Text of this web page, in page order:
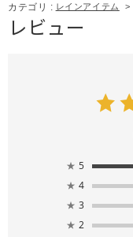
カテゴリ : レインアイテム >
レビュー
★ 5
★ 4
★ 3
★ 2